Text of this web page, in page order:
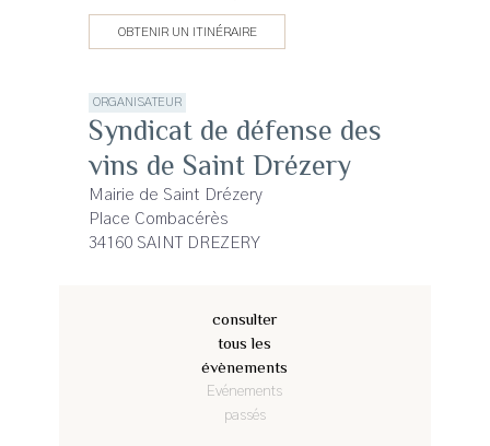
OBTENIR UN ITINÉRAIRE
ORGANISATEUR
Syndicat de défense des
vins de Saint Drézery
Mairie de Saint Drézery
Place Combacérès
34160 SAINT DREZERY
consulter
tous les
évènements
Evénements
passés